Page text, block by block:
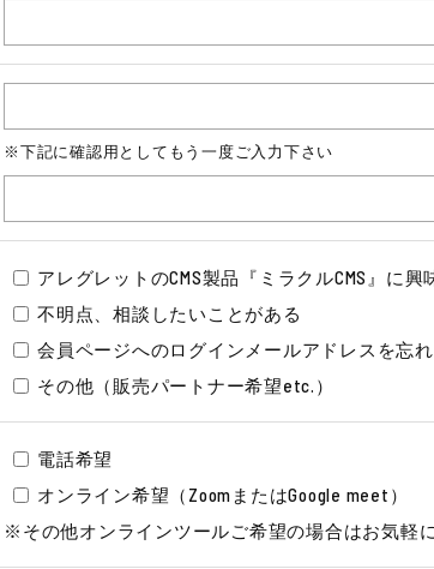
※下記に確認用としてもう一度ご入力下さい
アレグレットのCMS製品『ミラクルCMS』に
不明点、相談したいことがある
会員ページへのログインメールアドレスを忘
その他（販売パートナー希望etc.）
電話希望
オンライン希望（ZoomまたはGoogle meet）
※その他オンラインツールご希望の場合はお気軽